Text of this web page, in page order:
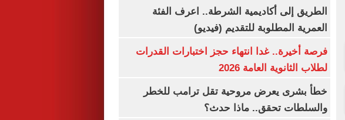
الطريق إلى أكاديمية الشرطة.. اعرف الفئة
العمرية المطلوبة للتقديم (فيديو)
فرصة أخيرة.. غدا انتهاء حجز اختبارات القدرات
لطلاب الثانوية العامة 2026
خطأ بشرى يعرض مروحية تقل ترامب للخطر
والسلطات تحقق.. ماذا حدث؟